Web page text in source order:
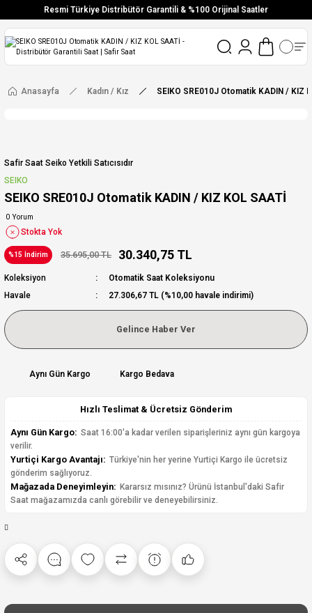
Resmi Türkiye Distribütör Garantili & %100 Orijinal Saatler
Vade Farksız 6 Taksit
Aynı Gün Stoktan Gönderim
Ücretsiz Kargo
Anasayfa Kadın / Kız SEIKO SRE010J Otomatik KADIN / KIZ
Safir Saat Seiko Yetkili Satıcısıdır
SEIKO
SEIKO SRE010J Otomatik KADIN / KIZ KOL SAATİ
0 Yorum
Stokta Yok
%15 İndirim 35.695,00 TL 30.340,75 TL
Koleksiyon
Otomatik Saat Koleksiyonu
Havale
27.306,67 TL (%10,00 havale indirimi)
Gelince Haber Ver
Aynı Gün Kargo Kargo Bedava
Hızlı Teslimat & Ücretsiz Gönderim
Aynı Gün Kargo: Saat 16:00'a kadar verilen siparişleriniz aynı gün kargoya
verilir.
Yurtiçi Kargo Avantajı: Türkiye'nin her yerine Yurtiçi Kargo ile ücretsiz
gönderim sağlıyoruz.
Mağazada Deneyimleyin: Kararsız mısınız? Ürünü İstanbul'daki Safir
Saat mağazamızda canlı görebilir ve deneyebilirsiniz.